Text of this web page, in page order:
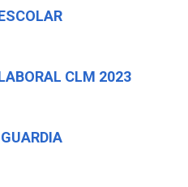
CLM 2023